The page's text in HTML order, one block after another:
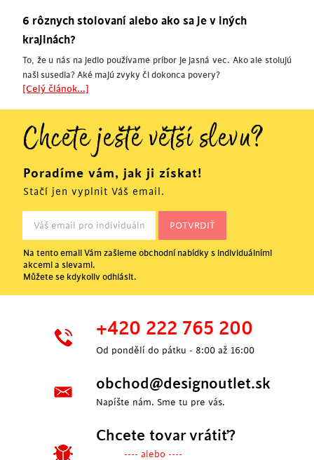
6 rôznych stolovaní alebo ako sa je v iných
krajinách?
To, že u nás na jedlo používame príbor je jasná vec. Ako ale stolujú
naši susedia? Aké majú zvyky či dokonca povery?
[Celý článok...]
Chcete ještě větší slevu?
Poradíme vám, jak ji získat!
Stačí jen vyplnit Váš email.
Na tento email Vám zašleme obchodní nabídky s individuálními
akcemi a slevami.
Můžete se kdykoliv odhlásit.
+420 222 765 200
Od pondělí do pátku - 8:00 až 16:00
obchod@designoutlet.sk
Napíšte nám. Sme tu pre vás.
Chcete tovar vrátiť?
---- alebo ----